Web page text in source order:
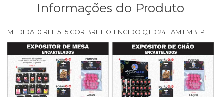
Informações do Produto
MEDIDA 10 REF 5115 COR BRILHO TINGIDO QTD 24 TAM.EMB. P